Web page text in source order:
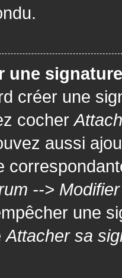
une
créer une
cocher
aussi
-->
une
Attacher sa